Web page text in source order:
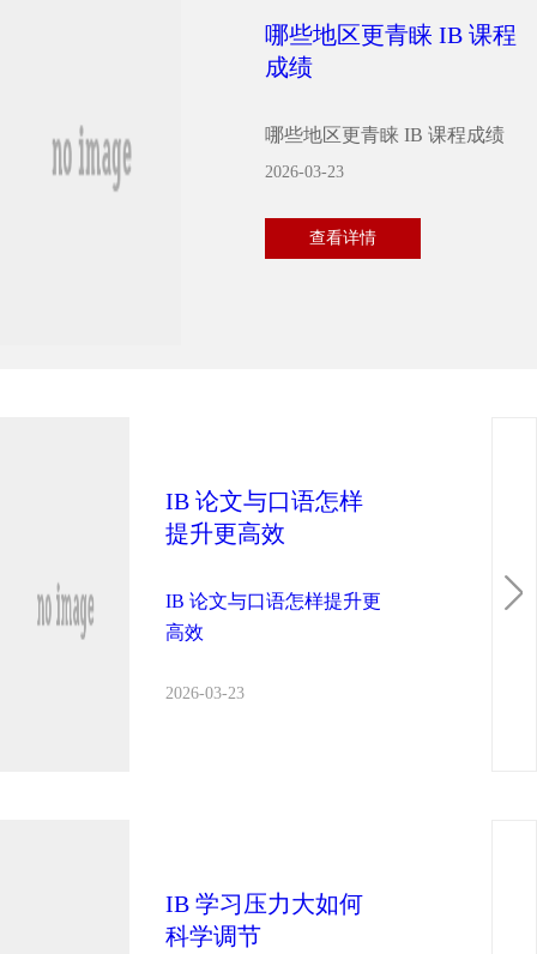
哪些地区更青睐 IB 课程
成绩
哪些地区更青睐 IB 课程成绩
2026-03-23
查看详情
IB 论文与口语怎样
提升更高效
IB 论文与口语怎样提升更
高效
2026-03-23
IB 学习压力大如何
科学调节